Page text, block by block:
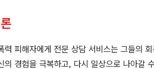
력 피해자에게 전문 상담 서비스는 그들의
의 경험을 극복하고, 다시 일상으로 나아갈